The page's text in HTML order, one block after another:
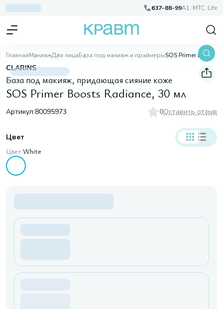
637-88-99A1, МТС, Life
ГлавнаяМакияжДля лицаБаза под макияж и праймеры SOS Primer Boosts Radiance, 30 мл
CLARINS
База под макияж, придающая сияние коже
SOS Primer Boosts Radiance, 30 мл
Артикул:80095973 0Оставить отзыв
Цвет
Цвет:White